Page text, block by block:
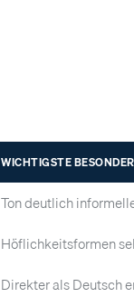
WICHTIGSTE
Ton deutlich
Höflichkeitsformen
Direkter als Deutsch